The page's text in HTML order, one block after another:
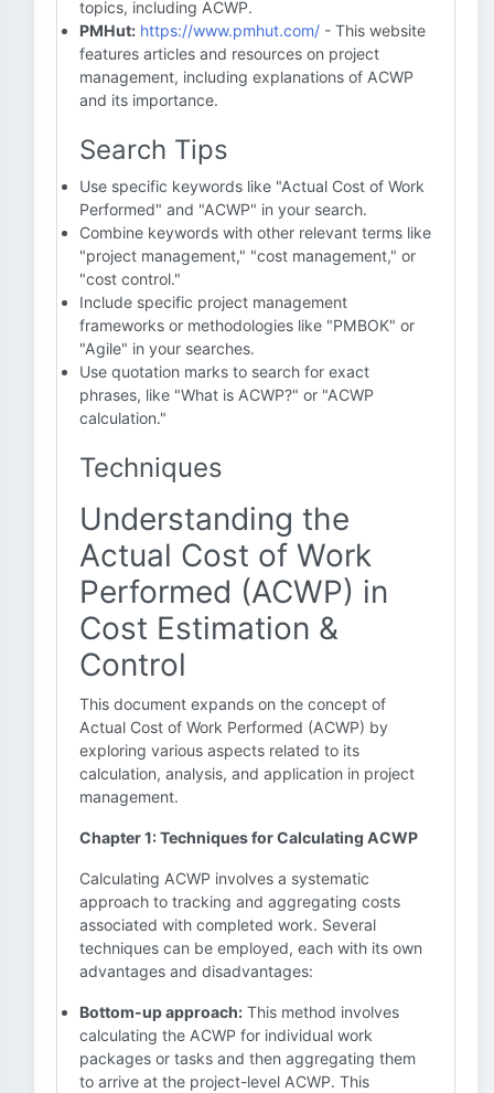
topics, including ACWP.
PMHut: https://www.pmhut.com/ - This website
features articles and resources on project
management, including explanations of ACWP
and its importance.
Search Tips
Use specific keywords like "Actual Cost of Work
Performed" and "ACWP" in your search.
Combine keywords with other relevant terms like
"project management," "cost management," or
"cost control."
Include specific project management
frameworks or methodologies like "PMBOK" or
"Agile" in your searches.
Use quotation marks to search for exact
phrases, like "What is ACWP?" or "ACWP
calculation."
Techniques
Understanding the
Actual Cost of Work
Performed (ACWP) in
Cost Estimation &
Control
This document expands on the concept of
Actual Cost of Work Performed (ACWP) by
exploring various aspects related to its
calculation, analysis, and application in project
management.
Chapter 1: Techniques for Calculating ACWP
Calculating ACWP involves a systematic
approach to tracking and aggregating costs
associated with completed work. Several
techniques can be employed, each with its own
advantages and disadvantages:
Bottom-up approach: This method involves
calculating the ACWP for individual work
packages or tasks and then aggregating them
to arrive at the project-level ACWP. This